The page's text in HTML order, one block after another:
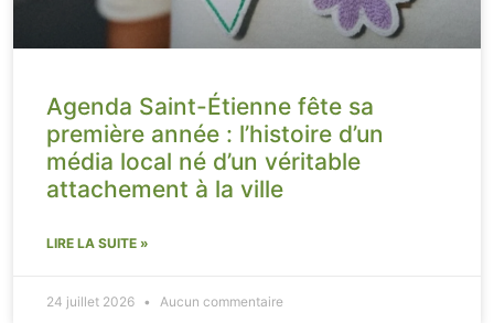
Agenda Saint-Étienne fête sa
première année : l’histoire d’un
média local né d’un véritable
attachement à la ville
LIRE LA SUITE »
24 juillet 2026 Aucun commentaire